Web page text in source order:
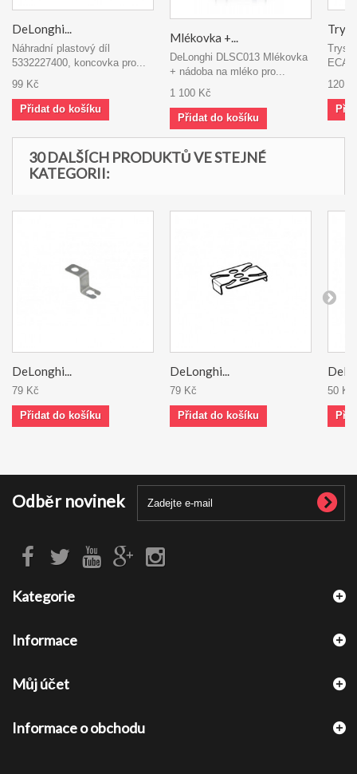
DeLonghi...
Náhradní plastový díl
5332227400, koncovka pro...
99 Kč
Přidat do košíku
Mlékovka +...
DeLonghi DLSC013 Mlékovka
+ nádoba na mléko pro...
1 100 Kč
Přidat do košíku
120
30 DALŠÍCH PRODUKTŮ VE STEJNÉ
KATEGORII:
DeLonghi...
79 Kč
Přidat do košíku
DeLonghi...
79 Kč
Přidat do košíku
50 Kč
Odběr novinek
Kategorie
Informace
Můj účet
Informace o obchodu